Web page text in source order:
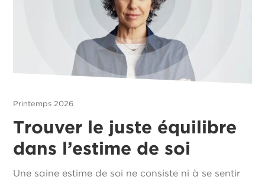
Printemps 2026
Trouver le juste équilibre
dans l’estime de soi
Une saine estime de soi ne consiste ni à se sentir